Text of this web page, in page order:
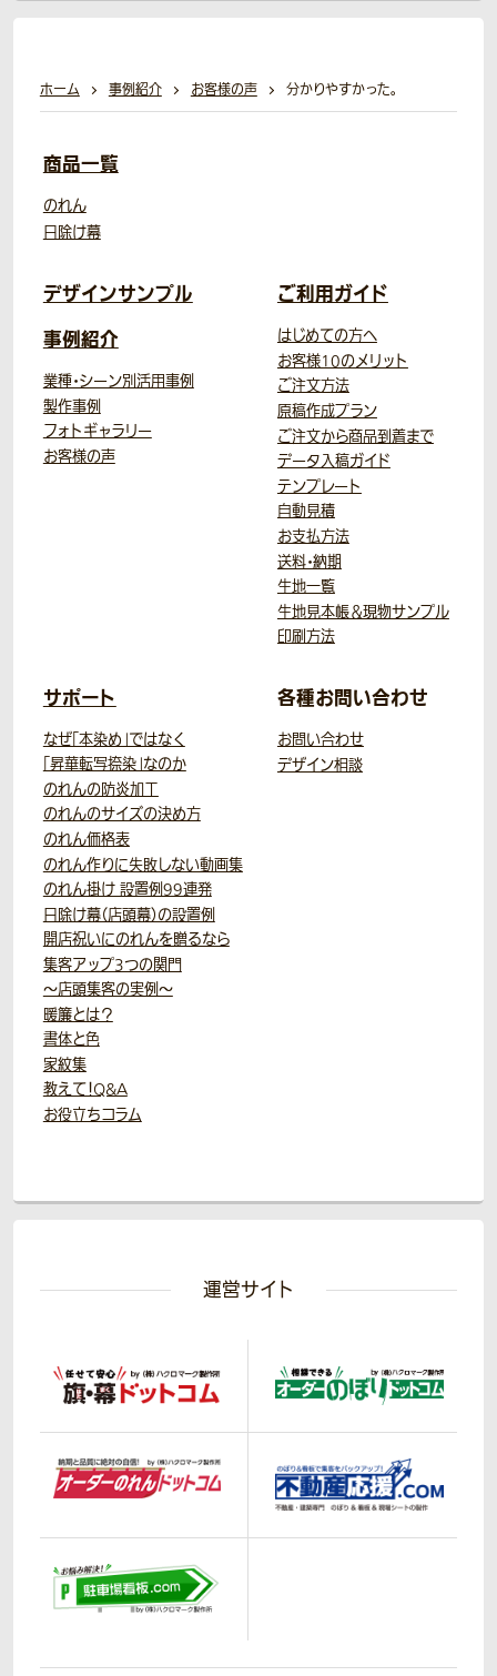
ホーム 事例紹介 お客様の声 分かりやすかった。
商品一覧
のれん
日除け幕
デザインサンプル
事例紹介
業種・シーン別活用事例
製作事例
フォトギャラリー
お客様の声
ご利用ガイド
はじめての方へ
お客様10のメリット
ご注文方法
原稿作成プラン
ご注文から商品到着まで
データ入稿ガイド
テンプレート
自動見積
お支払方法
送料・納期
生地一覧
生地見本帳＆現物サンプル
印刷方法
サポート
なぜ「本染め」ではなく
「昇華転写捺染」なのか
のれんの防炎加工
のれんのサイズの決め方
のれん価格表
のれん作りに失敗しない動画集
のれん掛け 設置例99連発
日除け幕（店頭幕）の設置例
開店祝いにのれんを贈るなら
集客アップ3つの関門
～店頭集客の実例～
暖簾とは？
書体と色
家紋集
教えて！Q&A
お役立ちコラム
各種お問い合わせ
お問い合わせ
デザイン相談
運営サイト